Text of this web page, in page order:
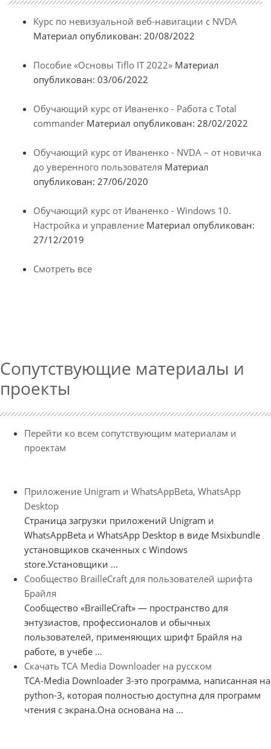
Курс по невизуальной веб-навигации с NVDA
Материал опубликован: 20/08/2022
Пособие «Основы Tiflo IT 2022» Материал
опубликован: 03/06/2022
Обучающий курс от Иваненко - Работа с Total
commander Материал опубликован: 28/02/2022
Обучающий курс от Иваненко - NVDA – от новичка
до уверенного пользователя Материал
опубликован: 27/06/2020
Обучающий курс от Иваненко - Windows 10.
Настройка и управление Материал опубликован:
27/12/2019
Смотреть все
Сопутствующие материалы и
проекты
Перейти ко всем сопутствующим материалам и
проектам
Приложение Unigram и WhatsAppBeta, WhatsApp
Desktop
Страница загрузки приложений Unigram и
WhatsAppBeta и WhatsApp Desktop в виде Msixbundle
установщиков скаченных с Windows
store.Установщики ...
Сообщество BrailleCraft для пользователей шрифта
Брайля
Сообщество «BrailleCraft» — пространство для
энтузиастов, профессионалов и обычных
пользователей, применяющих шрифт Брайля на
работе, в учёбе ...
Скачать TCA Media Downloader на русском
TCA-Media Downloader 3-это программа, написанная на
python-3, которая полностью доступна для программ
чтения с экрана.Она основана на ...